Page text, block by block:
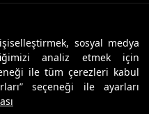
sosyal medya
analiz etmek için
ile tüm çerezleri kabul
seçeneği ile ayarları